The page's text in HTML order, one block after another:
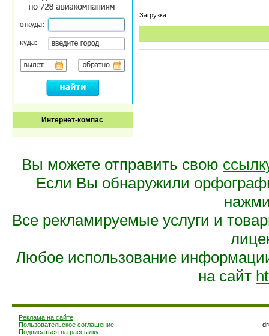
Интернет-компас
Загрузка...
Вы можете отправить свою
Если Вы обнаружили
Все рекламируемые услуги и
Любое использование
на сайт
Реклама на сайте
Пользовательское соглашение
Подписаться на рассылку